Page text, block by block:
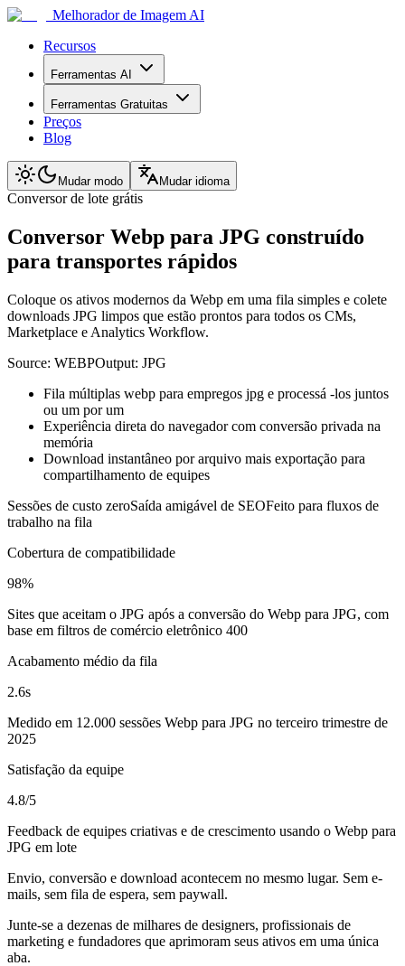
Melhorador de Imagem AI
Recursos
Ferramentas AI
Ferramentas Gratuitas
Preços
Blog
Mudar modo Mudar idioma
Conversor de lote grátis
Conversor Webp para JPG construído
para transportes rápidos
Coloque os ativos modernos da Webp em uma fila simples e colete
downloads JPG limpos que estão prontos para todos os CMs,
Marketplace e Analytics Workflow.
Source: WEBPOutput: JPG
Fila múltiplas webp para empregos jpg e processá -los juntos
ou um por um
Experiência direta do navegador com conversão privada na
memória
Download instantâneo por arquivo mais exportação para
compartilhamento de equipes
Sessões de custo zeroSaída amigável de SEOFeito para fluxos de
trabalho na fila
Cobertura de compatibilidade
98%
Sites que aceitam o JPG após a conversão do Webp para JPG, com
base em filtros de comércio eletrônico 400
Acabamento médio da fila
2.6s
Medido em 12.000 sessões Webp para JPG no terceiro trimestre de
2025
Satisfação da equipe
4.8/5
Feedback de equipes criativas e de crescimento usando o Webp para
JPG em lote
Envio, conversão e download acontecem no mesmo lugar. Sem e-
mails, sem fila de espera, sem paywall.
Junte-se a dezenas de milhares de designers, profissionais de
marketing e fundadores que aprimoram seus ativos em uma única
aba.